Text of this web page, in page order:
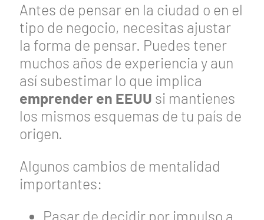
Antes de pensar en la ciudad o en el
tipo de negocio, necesitas ajustar
la forma de pensar. Puedes tener
muchos años de experiencia y aun
así subestimar lo que implica
emprender en EEUU si mantienes
los mismos esquemas de tu país de
origen.
Algunos cambios de mentalidad
importantes:
Pasar de decidir por impulso a